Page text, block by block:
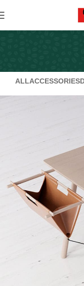
ALLACCESSORIES